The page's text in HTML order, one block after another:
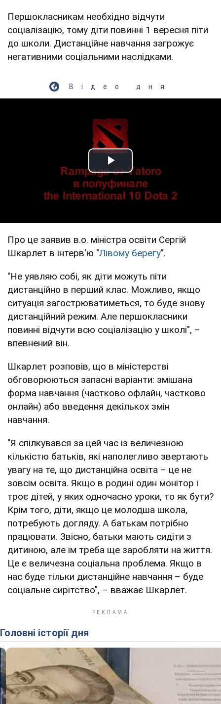
Першокласникам необхідно відчути
соціалізацію, тому діти повинні 1 вересня піти
до школи. Дистанційне навчання загрожує
негативними соціальними наслідками.
Відео дня
Play Video
Про це заявив в.о. міністра освіти Сергій
Шкарлет в інтерв'ю "Лівому берегу".
"Не уявляю собі, як діти можуть піти
дистанційно в перший клас. Можливо, якщо
ситуація загострюватиметься, то буде знову
дистанційний режим. Але першокласники
повинні відчути всю соціалізацію у школі", –
впевнений він.
Шкарлет розповів, що в міністерстві
обговорюються запасні варіанти: змішана
форма навчання (частково офлайн, частково
онлайн) або введення декількох змін
навчання.
"Я спілкувався за цей час із величезною
кількістю батьків, які наполегливо звертають
увагу на те, що дистанційна освіта – це не
зовсім освіта. Якщо в родині один монітор і
троє дітей, у яких одночасно уроки, то як бути?
Крім того, діти, якщо це молодша школа,
потребують догляду. А батькам потрібно
працювати. Звісно, батьки мають сидіти з
дитиною, але їм треба ще заробляти на життя.
Це є величезна соціальна проблема. Якщо в
нас буде тільки дистанційне навчання – буде
соціальне сирітство", – вважає Шкарлет.
Головні історії дня